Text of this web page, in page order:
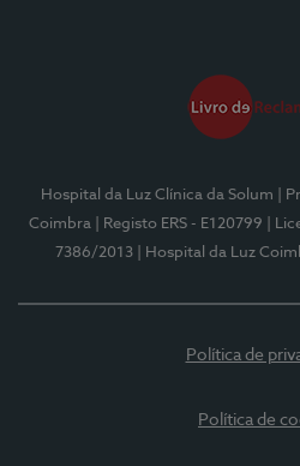
Hospital da Luz Clínica da Solum
|
Coimbra
| Registo ERS - E120799
|
7386/2013
| Hospital da Luz
Política de
Política de